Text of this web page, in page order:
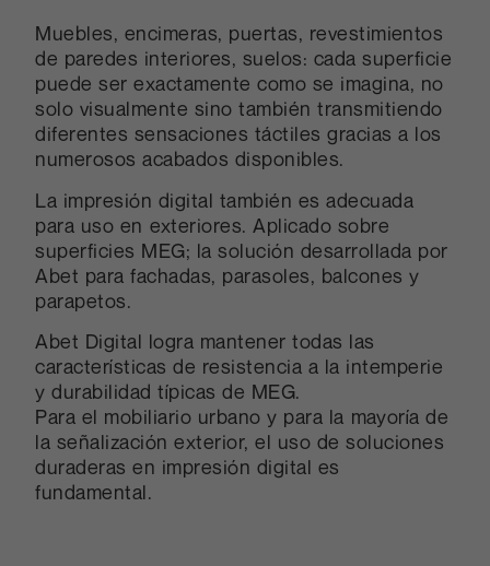
Muebles, encimeras, puertas, revestimientos
de paredes interiores, suelos: cada superficie
puede ser exactamente como se imagina, no
solo visualmente sino también transmitiendo
diferentes sensaciones táctiles gracias a los
numerosos acabados disponibles.
La impresión digital también es adecuada
para uso en exteriores. Aplicado sobre
superficies MEG; la solución desarrollada por
Abet para fachadas, parasoles, balcones y
parapetos.
Abet Digital logra mantener todas las
características de resistencia a la intemperie
y durabilidad típicas de MEG.
Para el mobiliario urbano y para la mayoría de
la señalización exterior, el uso de soluciones
duraderas en impresión digital es
fundamental.